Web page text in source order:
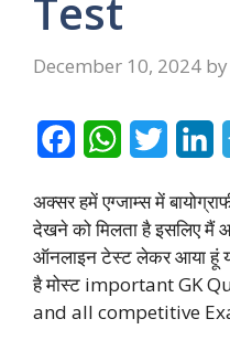
Test
December 10, 2024 by
c
e
b
o
W
a
t
s
A
i
t
t
e
n
k
e
d
अक्सर हमें एग्जाम्स में
देखने को मिलता है इसलिए
ऑनलाइन टेस्ट लेकर आया हूं
है मोस्ट important GK
and all competitive